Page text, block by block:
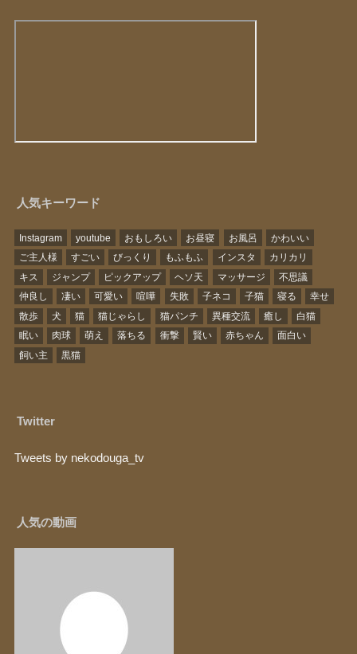
人気キーワード
Instagram youtube おもしろい お昼寝 お風呂
かわいい
ご主人様
すごい びっくり もふもふ インスタ
カリカリ
キス
ジャンプ ピックアップ ヘソ天 マッサージ
不思議
仲良し
凄い 可愛い 喧嘩 失敗 子ネコ 子猫 寝る
幸せ
散歩
犬 猫 猫じゃらし 猫パンチ 異種交流 癒し
白猫
眠い
肉球 萌え 落ちる 衝撃 賢い 赤ちゃん
面白い
飼い主
黒猫
Twitter
Tweets by nekodouga_tv
人気の動画